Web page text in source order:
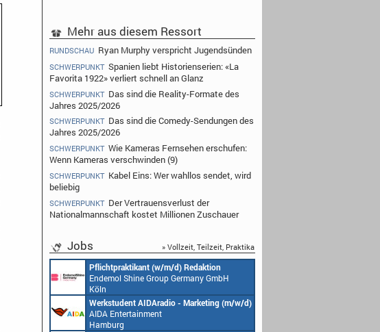
Mehr aus diesem Ressort
RUNDSCHAU Ryan Murphy verspricht Jugendsünden
SCHWERPUNKT Spanien liebt Historienserien: «La
Favorita 1922» verliert schnell an Glanz
SCHWERPUNKT Das sind die Reality-Formate des
Jahres 2025/2026
SCHWERPUNKT Das sind die Comedy-Sendungen des
Jahres 2025/2026
SCHWERPUNKT Wie Kameras Fernsehen erschufen:
Wenn Kameras verschwinden (9)
SCHWERPUNKT Kabel Eins: Wer wahllos sendet, wird
beliebig
SCHWERPUNKT Der Vertrauensverlust der
Nationalmannschaft kostet Millionen Zuschauer
Jobs » Vollzeit, Teilzeit, Praktika
Pflichtpraktikant (w/m/d) Redaktion
Endemol Shine Group Germany GmbH
Köln
Werkstudent AIDAradio - Marketing (m/w/d)
AIDA Entertainment
Hamburg